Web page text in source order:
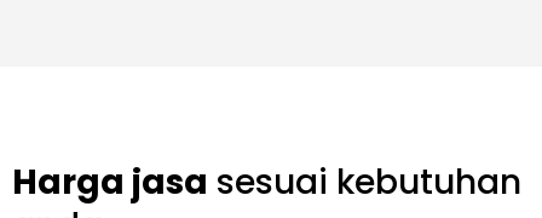
Harga jasa sesuai kebutuhan